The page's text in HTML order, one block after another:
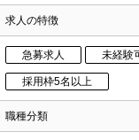
求人の特徴
急募求人 未経験
採用枠5名以上
職種分類